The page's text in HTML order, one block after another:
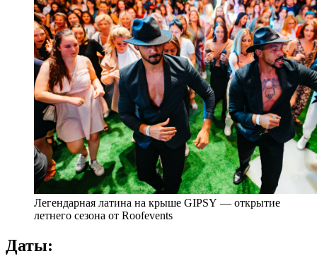
Легендарная латина на крыше GIPSY — открытие
летнего сезона от Roofevents
Даты: